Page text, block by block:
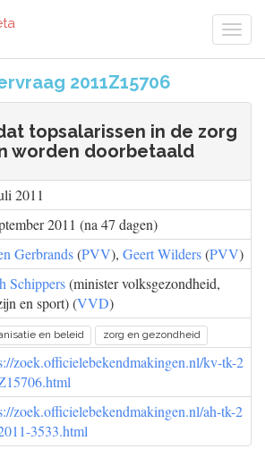
2011Z15706
topsalarissen in de zorg
worden doorbetaald
2011
2011 (na 47 dagen)
Gerbrands(PVV), Geert Wilders(PVV)
Schippers(minister volksgezondheid,
en sport) (VVD)
en beleid zorg en gezondheid
zoek.officielebekendmakingen.nl/kv-tk-2
zoek.officielebekendmakingen.nl/ah-tk-2
3533.html